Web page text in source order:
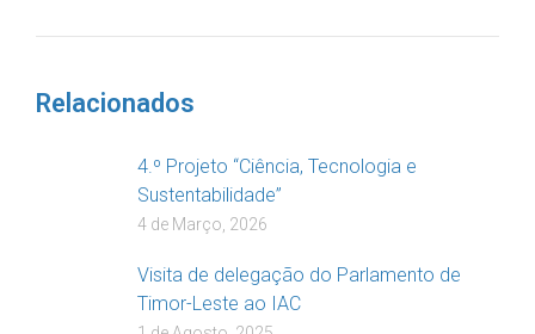
Relacionados
4.º Projeto “Ciência, Tecnologia e
Sustentabilidade”
4 de Março, 2026
Visita de delegação do Parlamento de
Timor-Leste ao IAC